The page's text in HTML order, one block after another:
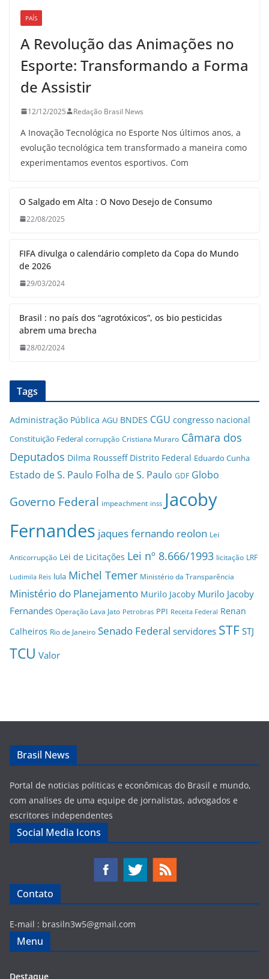
PAÍS
A Revolução das Animações no
Esporte: Transformando a Forma
de Assistir
12/12/2025 Redação Brasil News
A Inovação Tecnológica no Esporte Nos últimos anos, a
evolução tecnológica tem transformado a maneira como
experimentamos eventos esportivos. Com
O Salgado em Alta : O Novo Desejo de Consumo
22/08/2025
FIFA divulga o calendário completo da Copa do Mundo
de 2026
29/03/2024
Brasil : no país dos “agrotóxicos”, os bio pesticidas
abrem uma brecha
28/02/2024
Tags
Administração Pública AGU BNDES CGU congresso nacional
Constituição Federal corrupção Cristiana Muraro Câmara dos
Deputados Dilma Rousseff Distrito Federal Eduardo Cunha
Estado de S. Paulo Folha de S. Paulo GDF Globo
Governo Federal impeachment inss Jacoby
Fernandes jaques fernando reolon Lei
Anticorrupção Lei de Licitações Lei nº 8.666/1993 licitação LRF
Ludimila Reis lula Michel Temer Ministério da Transparência
Ministério do Planejamento Murilo Jacoby Murilo Jacoby
Fernandes Operação Lava Jato Petrobras PPI Receita Federal Renan
Calheiros Rio de Janeiro Senado Federal servidores STF STJ
TCU Valor
Brasil News
Portal de noticias politicas e econômicas do Brasil e mundo,
com analises de uma equipe de jornalistas, advogados e
escritores independentes
Social Media Icons
Contato
E-mail : brasiln3w5@gmail.com
Menu
Destaque